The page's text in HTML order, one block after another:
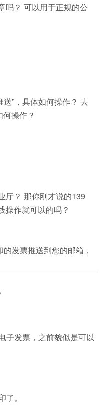
吗？ 可以用于正规的公
”，具体如何操作？ 去
操作？
厅？ 那你刚才说的139
操作就可以的吗？
发票推送到您的邮箱，
子发票，之前貌似是可以
。